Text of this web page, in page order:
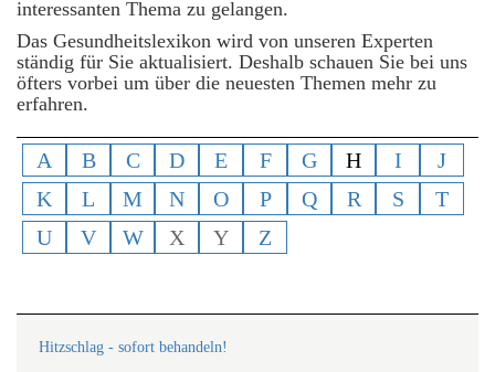
interessanten Thema zu gelangen.
Das Gesundheitslexikon wird von unseren Experten
ständig für Sie aktualisiert. Deshalb schauen Sie bei uns
öfters vorbei um über die neuesten Themen mehr zu
erfahren.
A B C D E F G H I
J
K
L M N O P Q R S
T
U
V W X Y Z
Hitzschlag - sofort behandeln!